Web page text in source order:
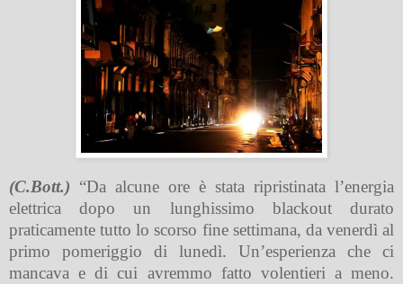
(C.Bott.) “Da alcune ore è stata ripristinata l’energia
elettrica dopo un lunghissimo blackout durato
praticamente tutto lo scorso fine settimana, da venerdì al
primo pomeriggio di lunedì. Un’esperienza che ci
mancava e di cui avremmo fatto volentieri a meno.